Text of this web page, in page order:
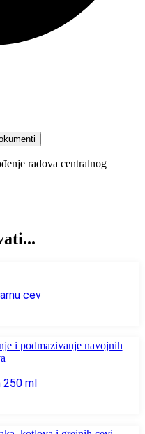
radova centralnog
cev
250 ml